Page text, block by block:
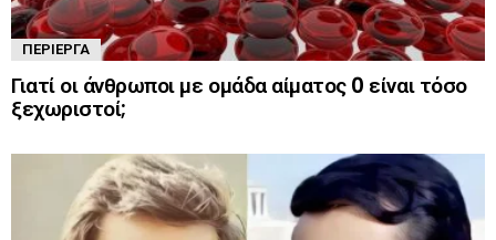
ΠΕΡΊΕΡΓΑ
Γιατί οι άνθρωποι με ομάδα αίματος 0 είναι τόσο
ξεχωριστοί;